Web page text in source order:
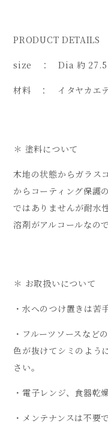
PRODUCT DETAILS
size ： Dia 約
材料 ： イタヤカエ
＊ 塗料について
木地の状態からガラス
からコーティング保護
ではありませんが耐水
溶剤がアルコールなの
＊ お取扱いについて
・水へのつけ置きは苦
・フルーツソースなど
色が抜けてシミのよう
さい。
・電子レンジ、食器乾
・メンテナンスは不要